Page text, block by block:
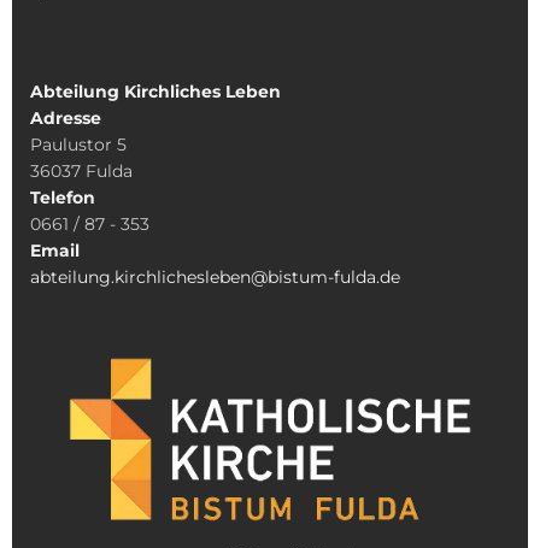
Abteilung Kirchliches Leben
Adresse
Paulustor 5
36037 Fulda
Telefon
0661 / 87 - 353
Email
abteilung.kirchlichesleben@bistum-fulda.de